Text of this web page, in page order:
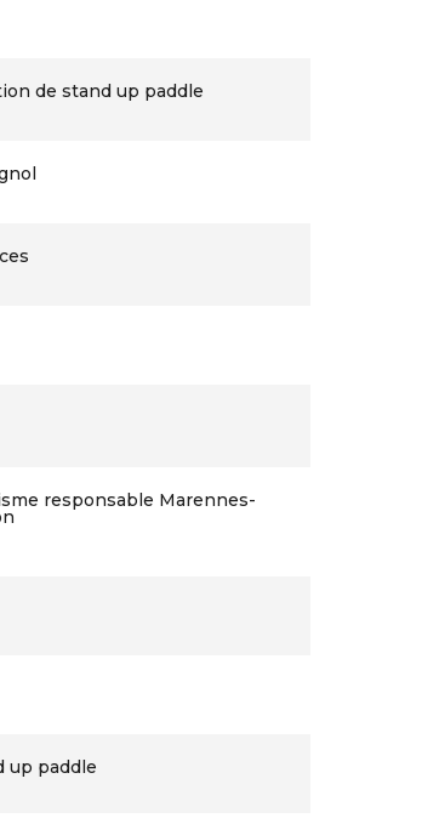
de stand up paddle
responsable Marennes-
up paddle